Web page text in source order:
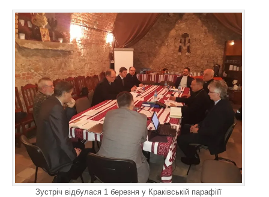
Зустріч відбулася 1 березня у Краківській парафіїї